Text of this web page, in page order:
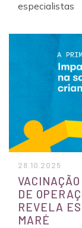
especialistas
28.10.2025
DE
REVELA
MARÉ